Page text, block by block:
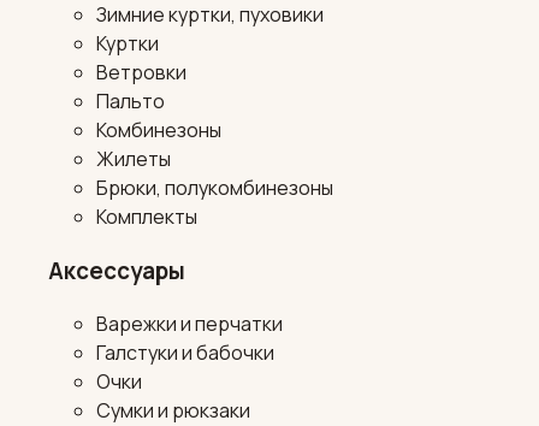
Зимние куртки, пуховики
Куртки
Ветровки
Пальто
Комбинезоны
Жилеты
Брюки, полукомбинезоны
Комплекты
Аксессуары
Варежки и перчатки
Галстуки и бабочки
Очки
Сумки и рюкзаки